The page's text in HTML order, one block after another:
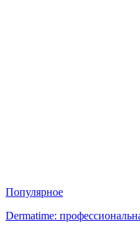
Популярное
Dermatime: